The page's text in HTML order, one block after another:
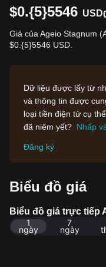
$0.{5}5546 USD
Giá của Ageio Stagnum
$0.{5}5546 USD.
Dữ liệu được lấy từ
và thông tin được
loại tiền điện tử cụ
đã niêm yết? Nhấp
Đăng ký
Biểu đồ giá
Biểu đồ giá trực tiếp
1
ngày
7
ngày